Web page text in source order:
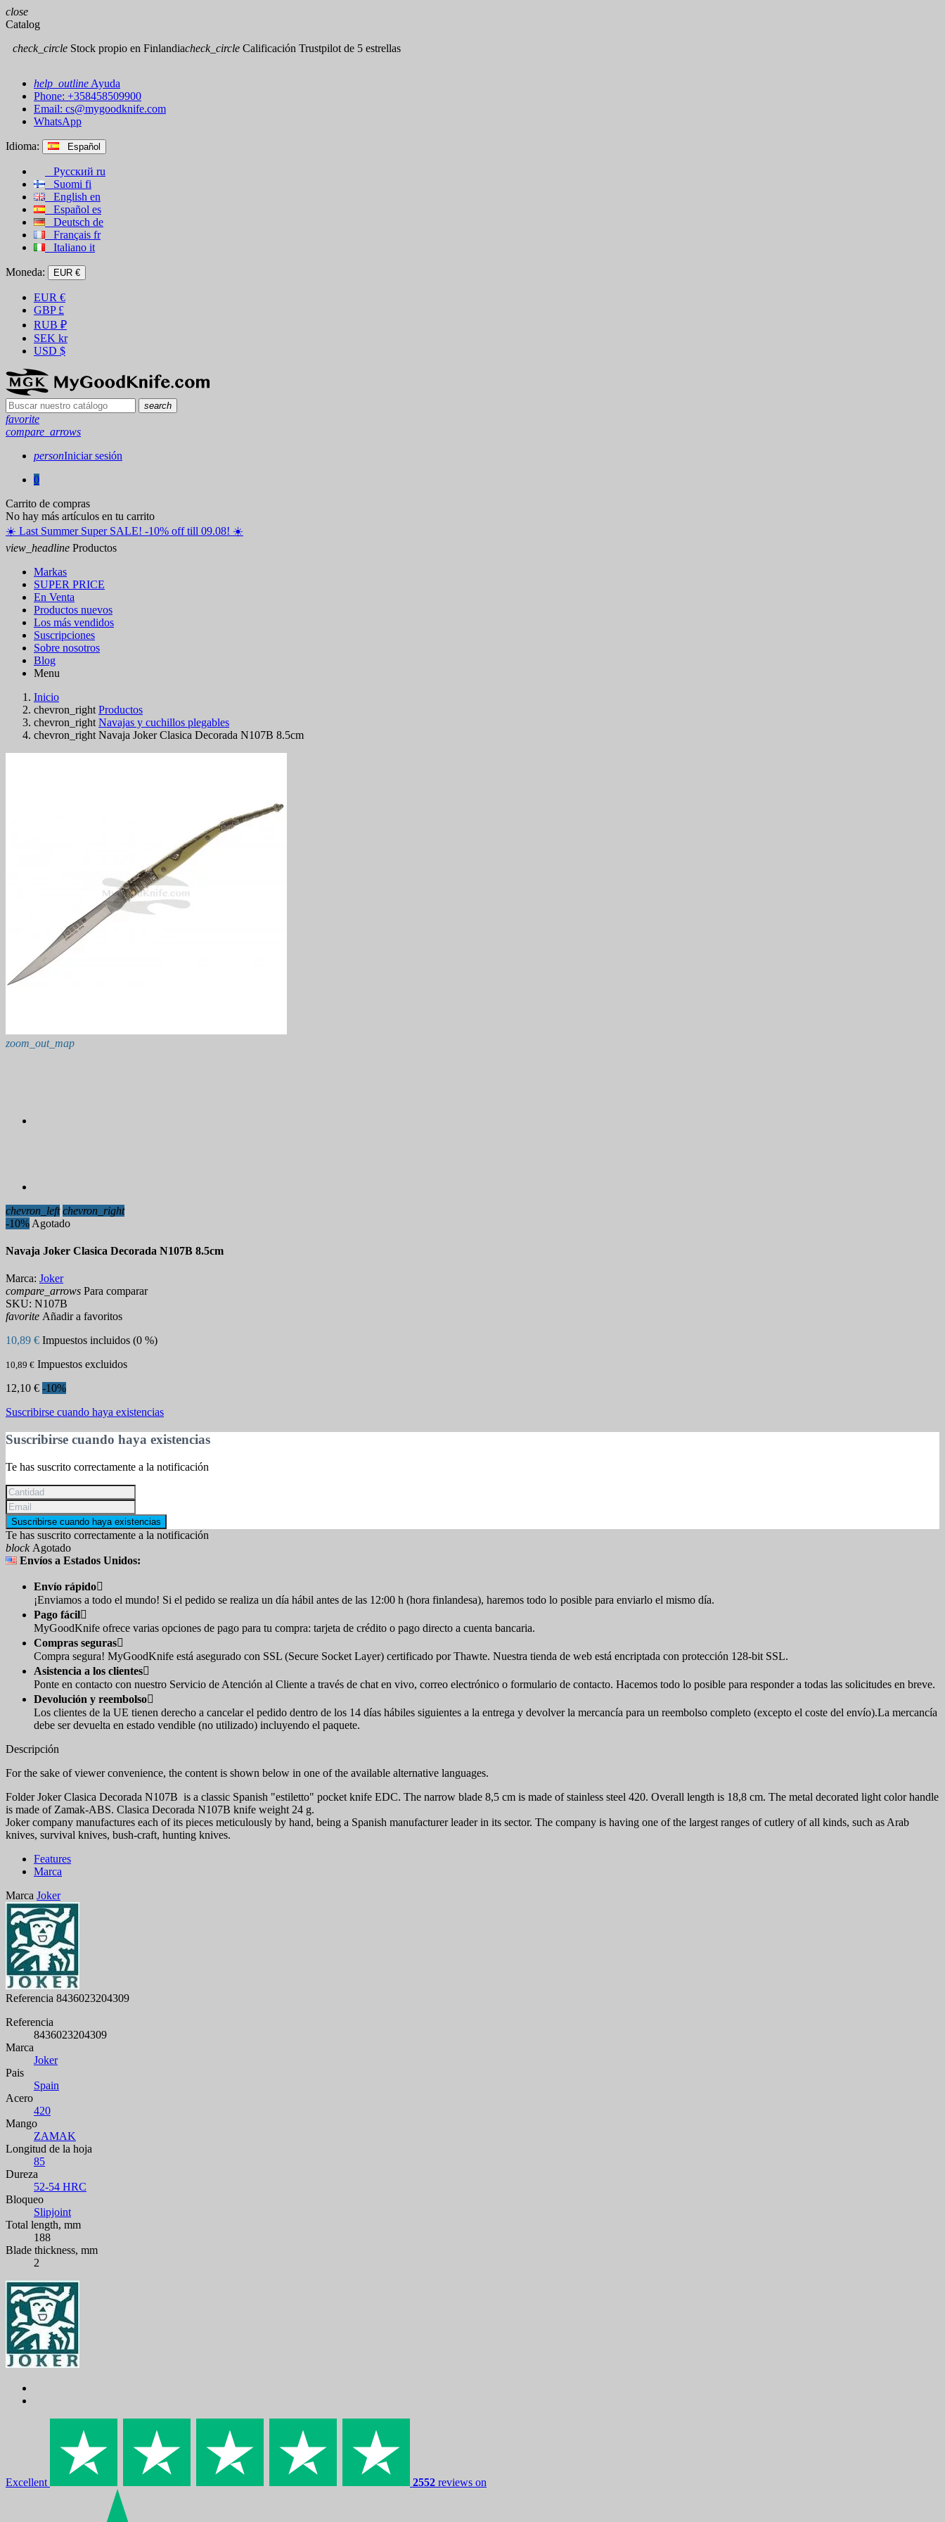
close
Catalog
check_circle Stock propio en Finlandiacheck_circle Calificación Trustpilot de 5 estrellas
help_outline Ayuda
Phone: +358458509900
Email: cs@mygoodknife.com
WhatsApp
Idioma: Español
Русский ru
Suomi fi
English en
Español es
Deutsch de
Français fr
Italiano it
Moneda: EUR €
EUR €
GBP £
RUB ₽
SEK kr
USD $
search
favorite
compare_arrows
personIniciar sesión
0
Carrito de compras
No hay más artículos en tu carrito
☀️ ️Last Summer Super SALE! -10% off till 09.08! ☀️
view_headline Productos
Markas
SUPER PRICE
En Venta
Productos nuevos
Los más vendidos
Suscripciones
Sobre nosotros
Blog
Menu
Inicio
chevron_right Productos
chevron_right Navajas y cuchillos plegables
chevron_right Navaja Joker Clasica Decorada N107B 8.5cm
zoom_out_map
chevron_left chevron_right
-10% Agotado
Navaja Joker Clasica Decorada N107B 8.5cm
Marca: Joker
compare_arrows Para comparar
SKU: N107B
favorite Añadir a favoritos
10,89 € Impuestos incluidos (0 %)
10,89 € Impuestos excluidos
12,10 € -10%
Suscribirse cuando haya existencias
Suscribirse cuando haya existencias
Te has suscrito correctamente a la notificación
Suscribirse cuando haya existencias
Te has suscrito correctamente a la notificación
blockAgotado
Envíos a Estados Unidos:
Envío rápido
¡Enviamos a todo el mundo! Si el pedido se realiza un día hábil antes de las 12:00 h (hora finlandesa), haremos todo lo posible para enviarlo el mismo día.
Pago fácil
MyGoodKnife ofrece varias opciones de pago para tu compra: tarjeta de crédito o pago directo a cuenta bancaria.
Compras seguras
Compra segura! MyGoodKnife está asegurado con SSL (Secure Socket Layer) certificado por Thawte. Nuestra tienda de web está encriptada con protección 128-bit SSL.
Asistencia a los clientes
Ponte en contacto con nuestro Servicio de Atención al Cliente a través de chat en vivo, correo electrónico o formulario de contacto. Hacemos todo lo posible para responder a todas las solicitudes en breve.
Devolución y reembolso
Los clientes de la UE tienen derecho a cancelar el pedido dentro de los 14 días hábiles siguientes a la entrega y devolver la mercancía para un reembolso completo (excepto el coste del envío).La mercancía
debe ser devuelta en estado vendible (no utilizado) incluyendo el paquete.
Descripción
For the sake of viewer convenience, the content is shown below in one of the available alternative languages.
Folder Joker Clasica Decorada N107B is a classic Spanish "estiletto" pocket knife EDC. The narrow blade 8,5 cm is made of stainless steel 420. Overall length is 18,8 cm. The metal decorated light colorhandle
is made of Zamak-ABS. Clasica Decorada N107B knife weight 24 g.
Joker company manufactures each of its pieces meticulously by hand, being a Spanish manufacturer leader in its sector. The company is having one of the largest ranges of cutlery of all kinds, such as Arab
knives, survival knives, bush-craft, hunting knives.
Features
Marca
Marca Joker
Referencia 8436023204309
Referencia
8436023204309
Marca
Joker
Pais
Spain
Acero
420
Mango
ZAMAK
Longitud de la hoja
85
Dureza
52-54 HRC
Bloqueo
Slipjoint
Total length, mm
188
Blade thickness, mm
2
Excellent 2552 reviews on